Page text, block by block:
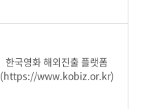
한국영화 해외진출 플랫폼
(https://www.kobiz.or.kr)